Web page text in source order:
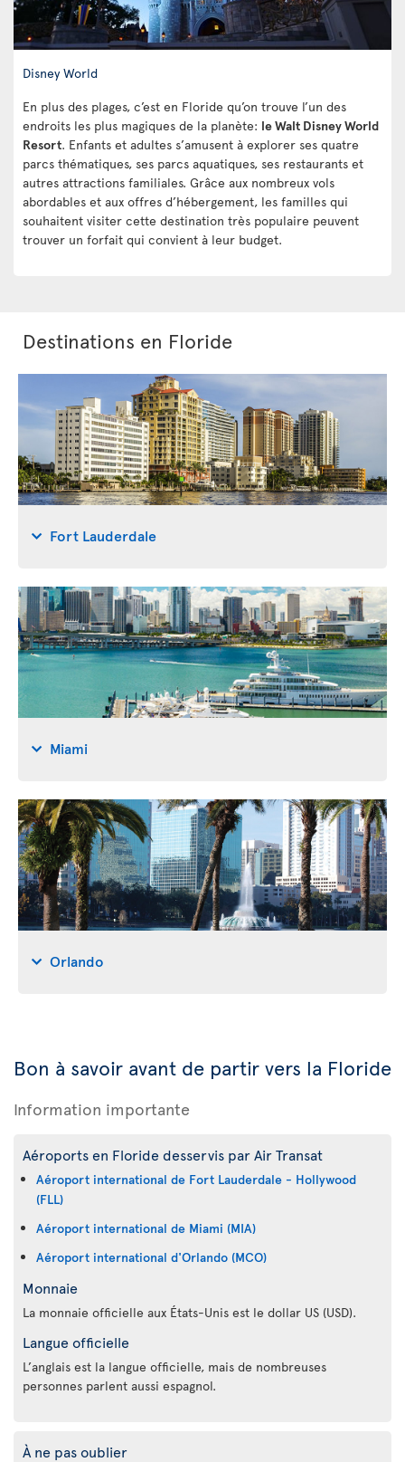
Disney World
En plus des plages, c’est en Floride qu’on trouve l’un des
endroits les plus magiques de la planète: le Walt Disney World
Resort. Enfants et adultes s’amusent à explorer ses quatre
parcs thématiques, ses parcs aquatiques, ses restaurants et
autres attractions familiales. Grâce aux nombreux vols
abordables et aux offres d’hébergement, les familles qui
souhaitent visiter cette destination très populaire peuvent
trouver un forfait qui convient à leur budget.
Destinations en Floride
Fort Lauderdale
Miami
Orlando
Bon à savoir avant de partir vers la Floride
Information importante
Aéroports en Floride desservis par Air Transat
Aéroport international de Fort Lauderdale - Hollywood
(FLL)
Aéroport international de Miami (MIA)
Aéroport international d'Orlando (MCO)
Monnaie
La monnaie officielle aux États-Unis est le dollar US (USD).
Langue officielle
L’anglais est la langue officielle, mais de nombreuses
personnes parlent aussi espagnol.
À ne pas oublier